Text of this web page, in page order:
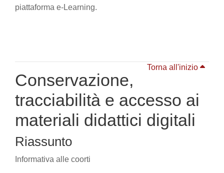
piattaforma e-Learning.
Torna all'inizio
Conservazione,
tracciabilità e accesso ai
materiali didattici digitali
Riassunto
Informativa alle coorti